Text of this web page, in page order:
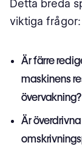
Detta breda
viktiga frågor:
Är färre
maskinens
övervakning?
Är